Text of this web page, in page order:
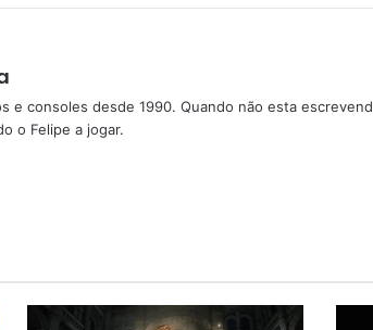
e consoles desde 1990. Quando não esta
o Felipe a jogar.